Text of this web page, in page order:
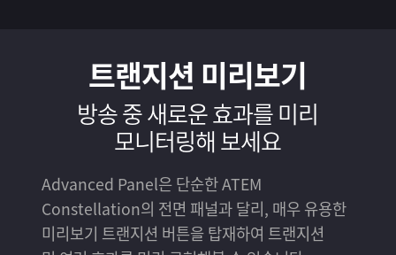
트랜지션 미리보기
방송 중 새로운 효과를미리
모니터링해 보세요
Advanced Panel은 단순한 ATEM
Constellation의 전면 패널과 달리, 매우 유용한
미리보기 트랜지션 버튼을 탑재하여 트랜지션